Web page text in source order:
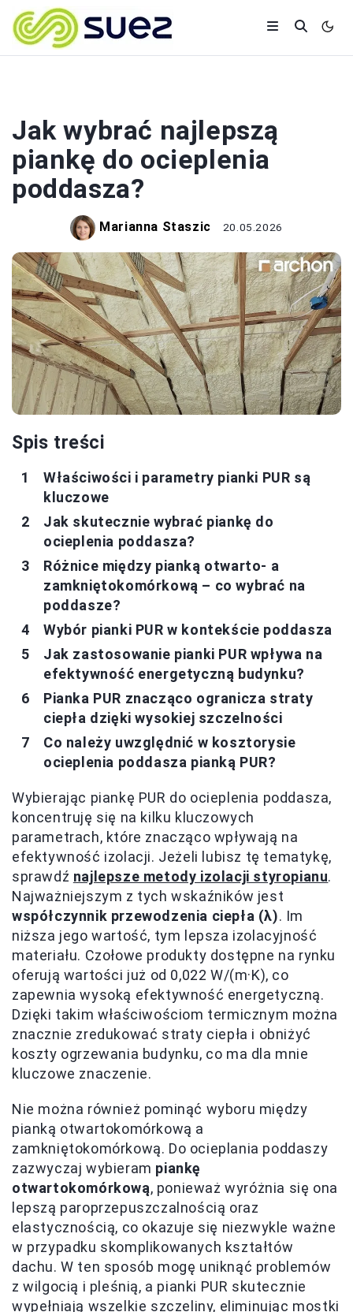
Jak wybrać najlepszą
piankę do ocieplenia
poddasza?
Marianna Staszic 20.05.2026
Spis treści
Właściwości i parametry pianki PUR są
kluczowe
Jak skutecznie wybrać piankę do
ocieplenia poddasza?
Różnice między pianką otwarto- a
zamkniętokomórkową – co wybrać na
poddasze?
Wybór pianki PUR w kontekście poddasza
Jak zastosowanie pianki PUR wpływa na
efektywność energetyczną budynku?
Pianka PUR znacząco ogranicza straty
ciepła dzięki wysokiej szczelności
Co należy uwzględnić w kosztorysie
ocieplenia poddasza pianką PUR?
Wybierając piankę PUR do ocieplenia poddasza,
koncentruję się na kilku kluczowych
parametrach, które znacząco wpływają na
efektywność izolacji. Jeżeli lubisz tę tematykę,
sprawdź najlepsze metody izolacji styropianu.
Najważniejszym z tych wskaźników jest
współczynnik przewodzenia ciepła (λ). Im
niższa jego wartość, tym lepsza izolacyjność
materiału. Czołowe produkty dostępne na rynku
oferują wartości już od 0,022 W/(m·K), co
zapewnia wysoką efektywność energetyczną.
Dzięki takim właściwościom termicznym można
znacznie zredukować straty ciepła i obniżyć
koszty ogrzewania budynku, co ma dla mnie
kluczowe znaczenie.
Nie można również pominąć wyboru między
pianką otwartokomórkową a
zamkniętokomórkową. Do ocieplania poddaszy
zazwyczaj wybieram piankę
otwartokomórkową, ponieważ wyróżnia się ona
lepszą paroprzepuszczalnością oraz
elastycznością, co okazuje się niezwykle ważne
w przypadku skomplikowanych kształtów
dachu. W ten sposób mogę uniknąć problemów
z wilgocią i pleśnią, a pianki PUR skutecznie
wypełniają wszelkie szczeliny, eliminując mostki